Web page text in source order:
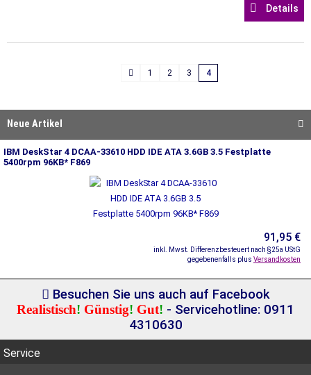
Details
1 2 3 4
Neue Artikel
IBM DeskStar 4 DCAA-33610 HDD IDE ATA 3.6GB 3.5 Festplatte
5400rpm 96KB* F869
91,95 €
inkl. Mwst. Differenzbesteuert nach §25a UStG
gegebenenfalls plus Versandkosten
Besuchen Sie uns auch auf Facebook
Realistisch! Günstig! Gut! - Servicehotline: 0911
4310630
Service